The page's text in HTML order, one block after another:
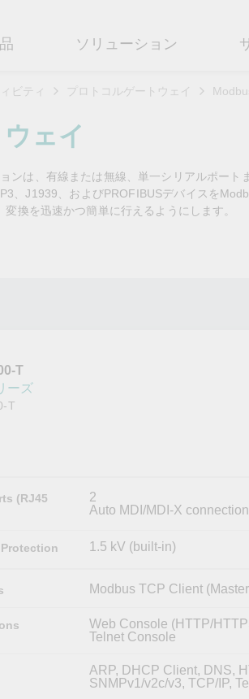
ュアルータ
AP/ブリッジ/クライアント
トワークセキュリティアプラ
ス
シリ
プロ
USB
ソリューション
TSN
シン
電力の安定供給を支え
るBESSソリューショ
に関するよくあるご質問
保証方
らに記載されていないMoxa製品に関する
ソリューションパートナー (MJSP)
ベーションとマイルストーン
タマーサクセス
情報およびイベント
情
ビティ プロトコルゲートウェイ
ェイ
ンは、有線または無線、単一シリアルポート
、J1939、およびPROFIBUSデバイスを
換を迅速かつ簡単に行えるようにします。
T
ーズ
T
(RJ45
2
Auto MDI/MDI-X connection
1.5 kV (built-in)
Modbus TCP Client
Web Console (HTTP/
Telnet Console
ARP, DHCP Client, DNS,
SNMPv1/v2c/v3, TCP/IP,